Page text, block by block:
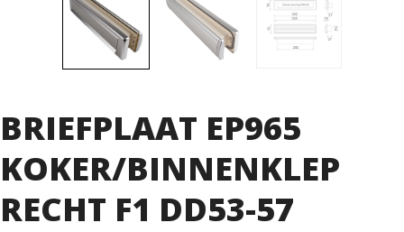
BRIEFPLAAT EP965
KOKER/BINNENKLEP
RECHT F1 DD53-57